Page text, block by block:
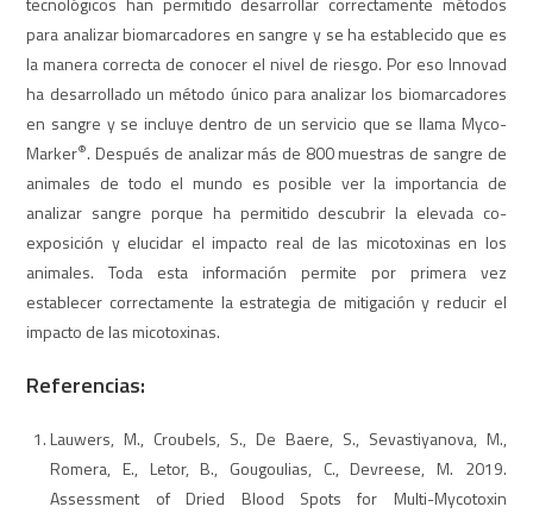
para analizar biomarcadores en sangre y se ha establecido que es
la manera correcta de conocer el nivel de riesgo. Por eso Innovad
ha desarrollado un método único para analizar los biomarcadores
en sangre y se incluye dentro de un servicio que se llama Myco-
Marker®. Después de analizar más de 800 muestras de sangre de
animales de todo el mundo es posible ver la importancia de
analizar sangre porque ha permitido descubrir la elevada co-
exposición y elucidar el impacto real de las micotoxinas en los
animales. Toda esta información permite por primera vez
establecer correctamente la estrategia de mitigación y reducir el
impacto de las micotoxinas.
Referencias:
Lauwers, M., Croubels, S., De Baere, S., Sevastiyanova, M.,
Romera, E., Letor, B., Gougoulias, C., Devreese, M. 2019.
Assessment of Dried Blood Spots for Multi-Mycotoxin